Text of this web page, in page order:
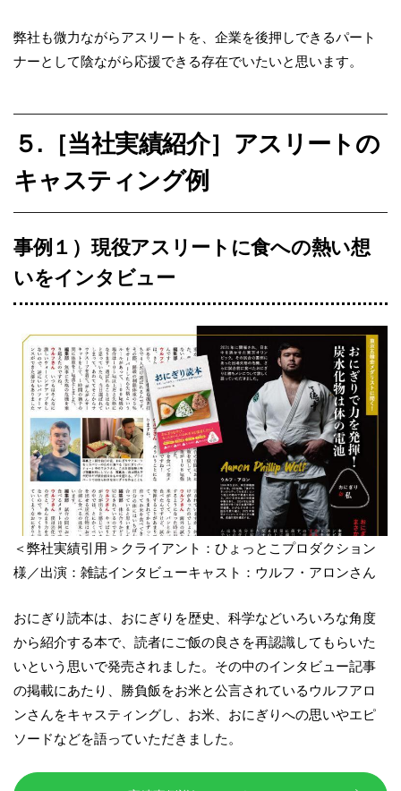
弊社も微力ながらアスリートを、企業を後押しできるパート
ナーとして陰ながら応援できる存在でいたいと思います。
５.［当社実績紹介］アスリートの
キャスティング例
事例１）現役アスリートに食への熱い想
いをインタビュー
＜弊社実績引用＞クライアント：ひょっとこプロダクション
様／出演：雑誌インタビューキャスト：ウルフ・アロンさん
おにぎり読本は、おにぎりを歴史、科学などいろいろな角度
から紹介する本で、読者にご飯の良さを再認識してもらいた
いという思いで発売されました。その中のインタビュー記事
の掲載にあたり、勝負飯をお米と公言されているウルフアロ
ンさんをキャスティングし、お米、おにぎりへの思いやエピ
ソードなどを語っていただきました。